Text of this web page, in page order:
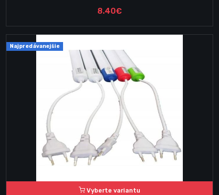
8.40€
Najpredávanejšie
Vyberte variantu